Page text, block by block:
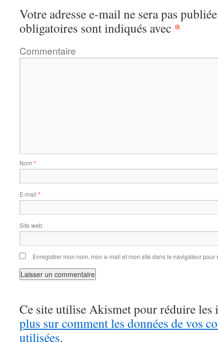
Votre adresse e-mail ne sera pas
obligatoires sont indiqués avec *
Commentaire
Nom *
E-mail *
Site web
Enregistrer mon nom, mon e-mail et mon site dans le navigateur
Ce site utilise Akismet pour réduire les
plus sur comment les données de vos
utilisées.